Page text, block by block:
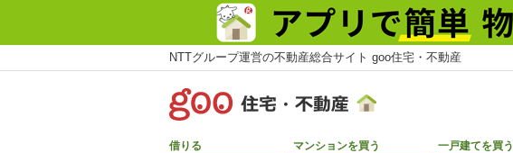
NTTグループ運営の不動産総合サイト goo住宅・不動産
借りる マンションを買う 一戸建てを買う